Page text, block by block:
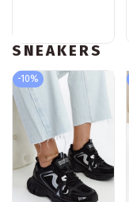
SNEAKERS
-10%